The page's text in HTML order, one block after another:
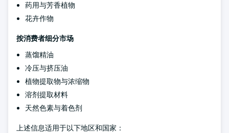
药用与芳香植物
花卉作物
按消费者细分市场
蒸馏精油
冷压与挤压油
植物提取物与浓缩物
溶剂提取材料
天然色素与着色剂
上述信息适用于以下地区和国家：